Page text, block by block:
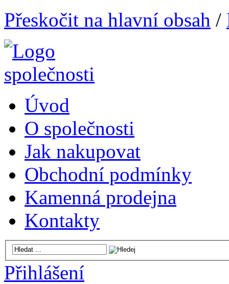
Přeskočit na hlavní obsah /
Úvod
O společnosti
Jak nakupovat
Obchodní podmínky
Kamenná prodejna
Kontakty
Přihlášení